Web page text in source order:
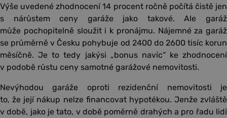
Výše uvedené zhodnocení 14 procent ročně počítá čistě jen
s nárůstem ceny garáže jako takové. Ale garáž
může pochopitelně sloužit i k pronájmu. Nájemné za garáž
se průměrně v Česku pohybuje od 2400 do 2600 tisíc korun
měsíčně. Je to tedy jakýsi „bonus navíc“ ke zhodnocení
v podobě růstu ceny samotné garážové nemovitosti.
Nevýhodou garáže oproti rezidenční nemovitosti je
to, že její nákup nelze financovat hypotékou. Jenže zvláště
v době, jako je tato, v době poměrně drahých a pro řadu lidí